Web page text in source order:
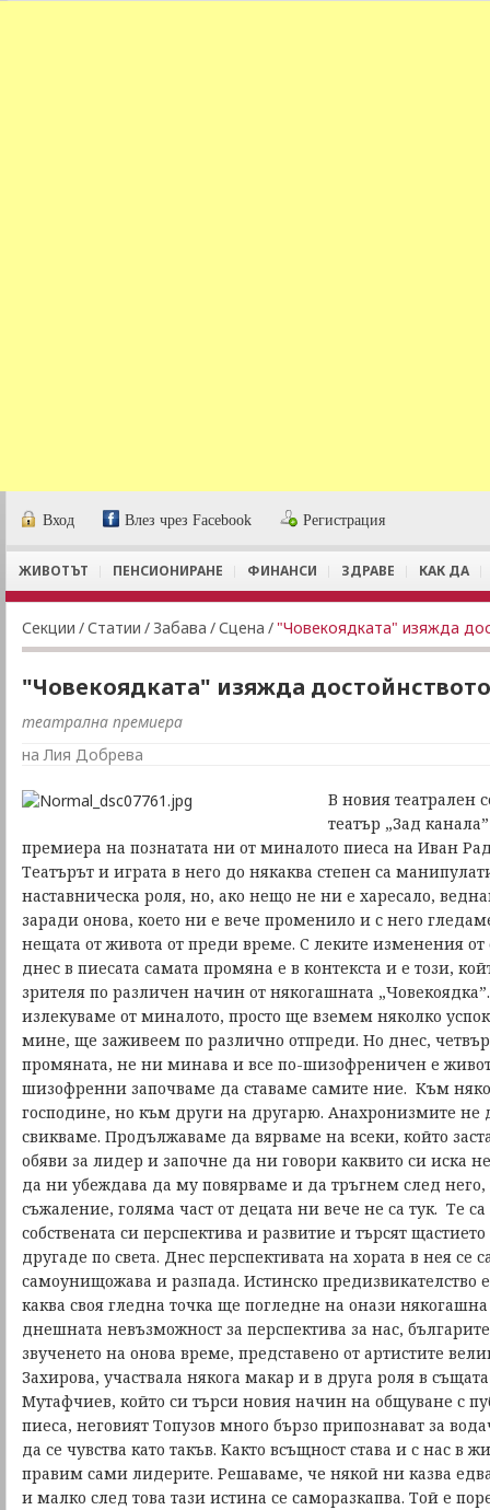
Вход Влез чрез Facebook Регистрация
ЖИВОТЪТ ПЕНСИОНИРАНЕ ФИНАНСИ ЗДРАВЕ КАК ДА
Секции /Статии / Забава /Сцена / "Човекоядката" изяжда
"Човекоядката" изяжда
театрална премиера
на Лия Добрева
В новия театрален
театър „Зад
премиера на познатата ни от миналото пиеса на Иван
Театърът и играта в него до някаква степен са
наставническа роля, но, ако нещо не ни е харесало,
заради онова, което ни е вече променило и с него
нещата от живота от преди време. С леките изменения
днес в пиесата самата промяна е в контекста и е този,
зрителя по различен начин от някогашната
излекуваме от миналото, просто ще вземем няколко
мине, ще заживеем по различно отпреди. Но днес,
промяната, не ни минава и все по-шизофреничен е
шизофренни започваме да ставаме самите ние. Към
господине, но към други на другарю. Анахронизмите не
свикваме. Продължаваме да вярваме на всеки, който
обяви за лидер и започне да ни говори каквито си иска
да ни убеждава да му повярваме и да тръгнем след него,
съжаление, голяма част от децата ни вече не са тук. Те
собствената си перспектива и развитие и търсят
другаде по света. Днес перспективата на хората в нея се
самоунищожава и разпада. Истинско предизвикателство
каква своя гледна точка ще погледне на онази
днешната невъзможност за перспектива за нас,
звученето на онова време, представено от артистите
Захирова, участвала някога макар и в друга роля в
Мутафчиев, който си търси новия начин на общуване с
пиеса, неговият Топузов много бързо припознават за
да се чувства като такъв. Както всъщност става и с нас в
правим сами лидерите. Решаваме, че някой ни казва
и малко след това тази истина се саморазкапва. Той е